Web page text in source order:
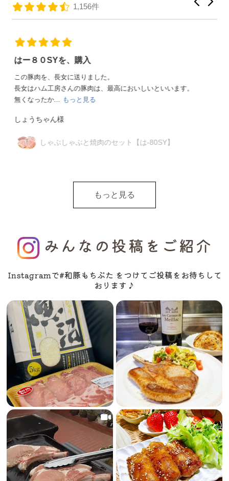
1,156件
兄姉達が大喜び
4軒の兄姉夫婦達に、お中元として贈りました。宮城県までだ
ったので大丈夫かなって心配しましたが、綺麗な...もっと見
る
埼玉のタッケン様
ジャパンフードセレクション受賞セット
【は-45JF】
もっと見る
みんなの投稿をご紹介
Instagramで#和豚もちぶた をつけてご投稿をお待ちして
おります♪